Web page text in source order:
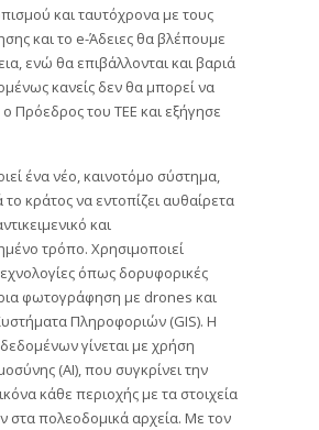
και ταυτόχρονα με τους
και το e-Άδειες θα βλέπουμε
ενώ θα επιβάλλονται και βαριά
κανείς δεν θα μπορεί να
ο Πρόεδρος του ΤΕΕ και εξήγησε
ένα νέο, καινοτόμο σύστημα,
κράτος να εντοπίζει αυθαίρετα
και
τρόπο. Χρησιμοποιεί
όπως δορυφορικές
φωτογράφηση με drones και
Πληροφοριών (GIS). Η
γίνεται με χρήση
(AI), που συγκρίνει την
κάθε περιοχής με τα στοιχεία
στα πολεοδομικά αρχεία. Με τον